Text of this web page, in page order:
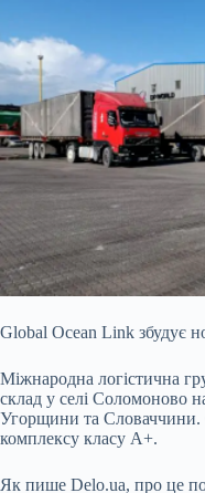
Global Ocean Link збудує
Міжнародна логістична
склад у селі Соломоново
Угорщини та Словаччини.
комплексу класу A+.
Як пише Delo.ua, про це